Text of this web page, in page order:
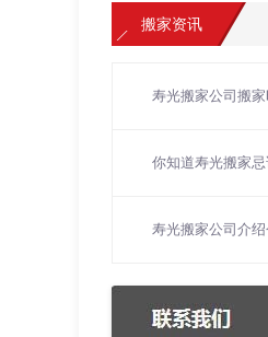
搬家资讯